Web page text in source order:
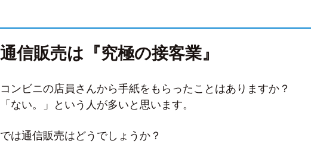
通信販売は『究極の接客業』
コンビニの店員さんから手紙をもらったことはありますか？
「ない。」という人が多いと思います。
では通信販売はどうでしょうか？